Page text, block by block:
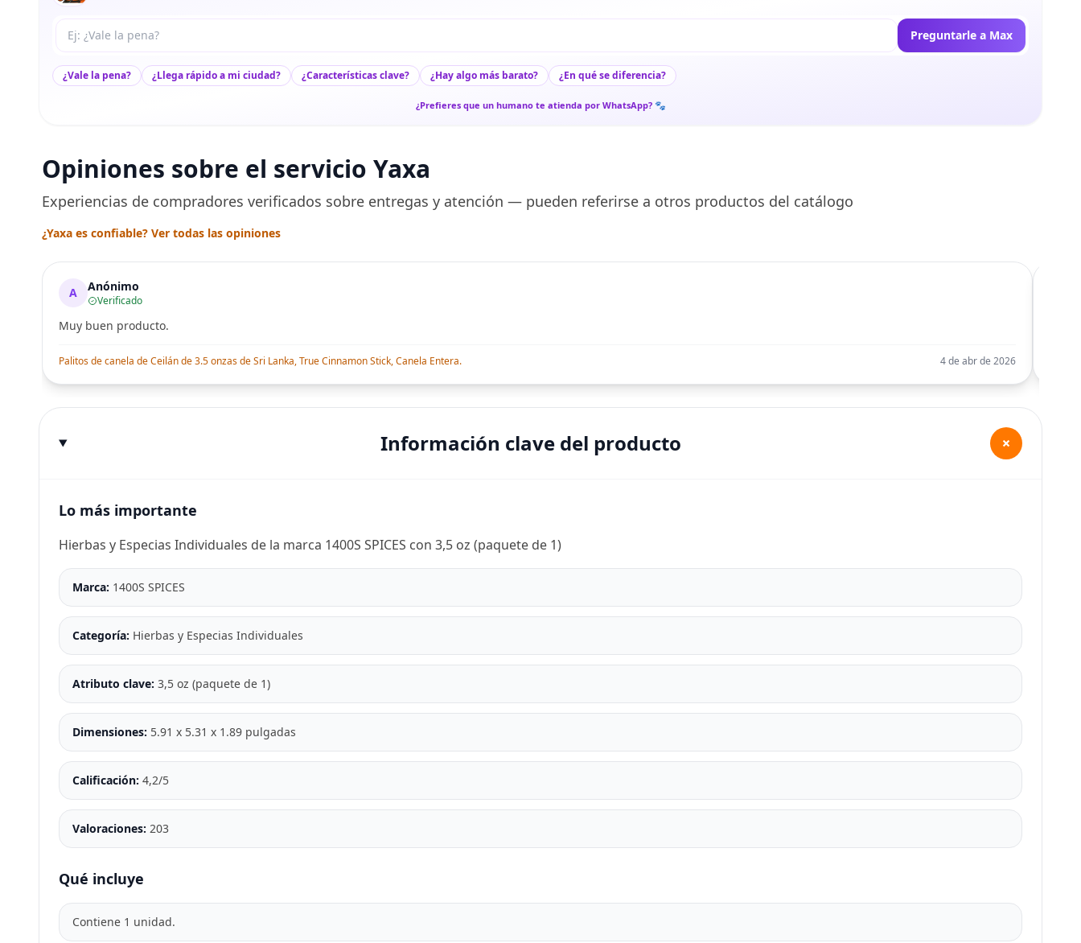
Tu pregunta a Max Preguntarle a Max
¿Vale la pena? ¿Llega rápido a mi ciudad? ¿Características clave? ¿Hay algo más barato? ¿En qué se diferencia?
¿Prefieres que un humano te atienda por WhatsApp? 🐾
Opiniones sobre el servicio Yaxa
Experiencias de compradores verificados sobre entregas y atención — pueden referirse a otros productos del catálogo
¿Yaxa es confiable? Ver todas las opiniones
A Anónimo
Verificado
Muy buen producto.
Palitos de canela de Ceilán de 3.5 onzas de Sri Lanka, True Cinnamon Stick, Canela Entera. 4 de abr de 2026
Información clave del producto +
Lo más importante
Hierbas y Especias Individuales de la marca 1400S SPICES con 3,5 oz (paquete de 1)
Marca: 1400S SPICES
Categoría: Hierbas y Especias Individuales
Atributo clave: 3,5 oz (paquete de 1)
Dimensiones: 5.91 x 5.31 x 1.89 pulgadas
Calificación: 4,2/5
Valoraciones: 203
Qué incluye
Contiene 1 unidad.